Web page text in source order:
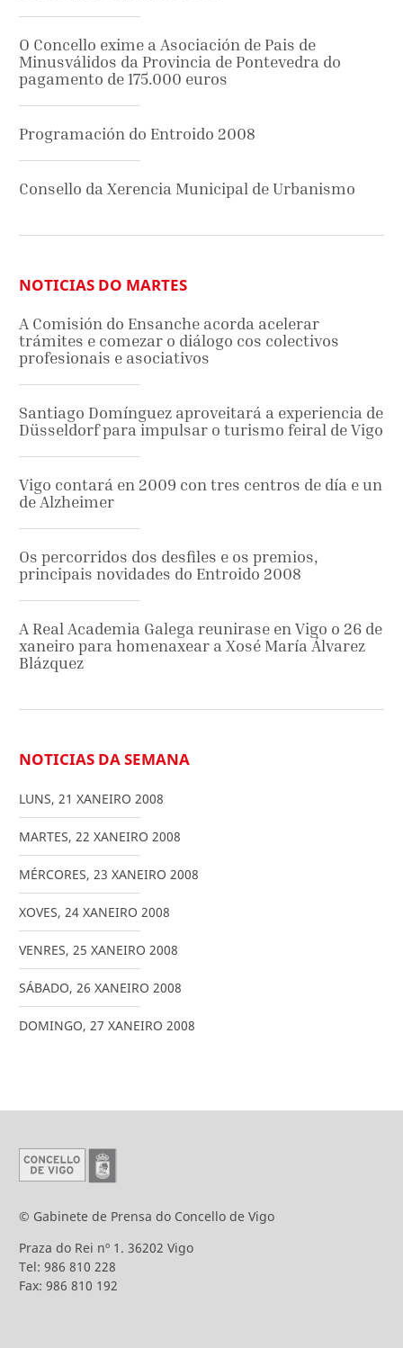
O Concello exime a Asociación de Pais de
Minusválidos da Provincia de Pontevedra do
pagamento de 175.000 euros
Programación do Entroido 2008
Consello da Xerencia Municipal de Urbanismo
NOTICIAS DO MARTES
A Comisión do Ensanche acorda acelerar
trámites e comezar o diálogo cos colectivos
profesionais e asociativos
Santiago Domínguez aproveitará a experiencia de
Düsseldorf para impulsar o turismo feiral de Vigo
Vigo contará en 2009 con tres centros de día e un
de Alzheimer
Os percorridos dos desfiles e os premios,
principais novidades do Entroido 2008
A Real Academia Galega reunirase en Vigo o 26 de
xaneiro para homenaxear a Xosé María Álvarez
Blázquez
NOTICIAS DA SEMANA
LUNS, 21 XANEIRO 2008
MARTES, 22 XANEIRO 2008
MÉRCORES, 23 XANEIRO 2008
XOVES, 24 XANEIRO 2008
VENRES, 25 XANEIRO 2008
SÁBADO, 26 XANEIRO 2008
DOMINGO, 27 XANEIRO 2008
© Gabinete de Prensa do Concello de Vigo
Praza do Rei nº 1. 36202 Vigo
Tel: 986 810 228
Fax: 986 810 192